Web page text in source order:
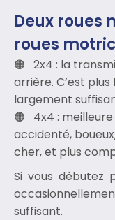
Deux roues
roues
2x4 : la
arrière. C’est
largement
4x4 :
accidenté,
cher, et plus
Si vous débutez
suffisant.